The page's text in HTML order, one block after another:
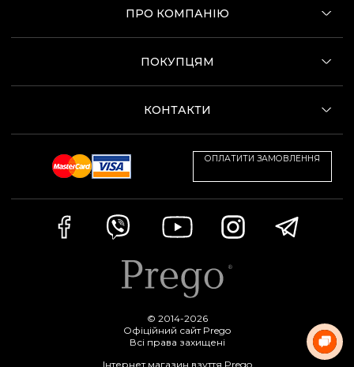
ПРО КОМПАНІЮ
ПОКУПЦЯМ
КОНТАКТИ
ОПЛАТИТИ ЗАМОВЛЕННЯ
© 2014-2026
Офіційний сайт Prego
Всі права захищені
Інтернет магазин взуття Prego